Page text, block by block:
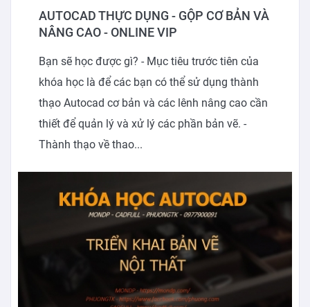
AUTOCAD THỰC DỤNG - GỘP CƠ BẢN VÀ
NÂNG CAO - ONLINE VIP
Bạn sẽ học được gì? - Mục tiêu trước tiên của
khóa học là để các bạn có thể sử dụng thành
thạo Autocad cơ bản và các lênh nâng cao cần
thiết để quản lý và xử lý các phần bản vẽ. -
Thành thạo về thao...